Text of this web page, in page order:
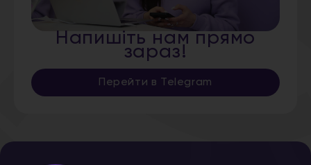
Напишіть нам прямо
зараз!
Перейти в Telegram